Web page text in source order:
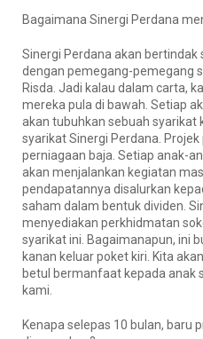
Bagaimana Sinergi Perdana
Sinergi Perdana akan
dengan pemegang-pemegang
Risda. Jadi kalau dalam carta,
mereka pula di bawah. Setiap
akan tubuhkan sebuah syarikat
syarikat Sinergi Perdana.
perniagaan baja. Setiap anak-
akan menjalankan kegiatan
pendapatannya disalurkan
saham dalam bentuk dividen.
menyediakan perkhidmatan
syarikat ini. Bagaimanapun, ini
kanan keluar poket kiri. Kita
betul bermanfaat kepada anak
kami.
Kenapa selepas 10 bulan, baru